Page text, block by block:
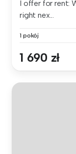
I offer for rent:
right nex...
1 pokój
1 690 zł